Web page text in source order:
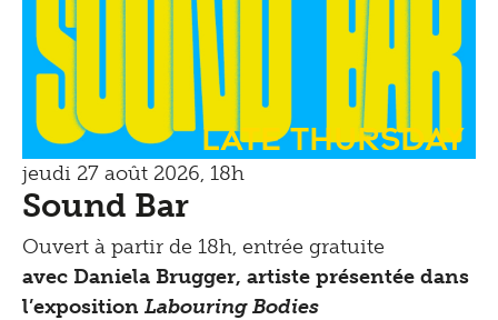
Late Thursday
jeudi 27 août 2026, 18h
Sound Bar
Ouvert à partir de 18h, entrée gratuite
avec Daniela Brugger, artiste présentée dans
l’exposition Labouring Bodies